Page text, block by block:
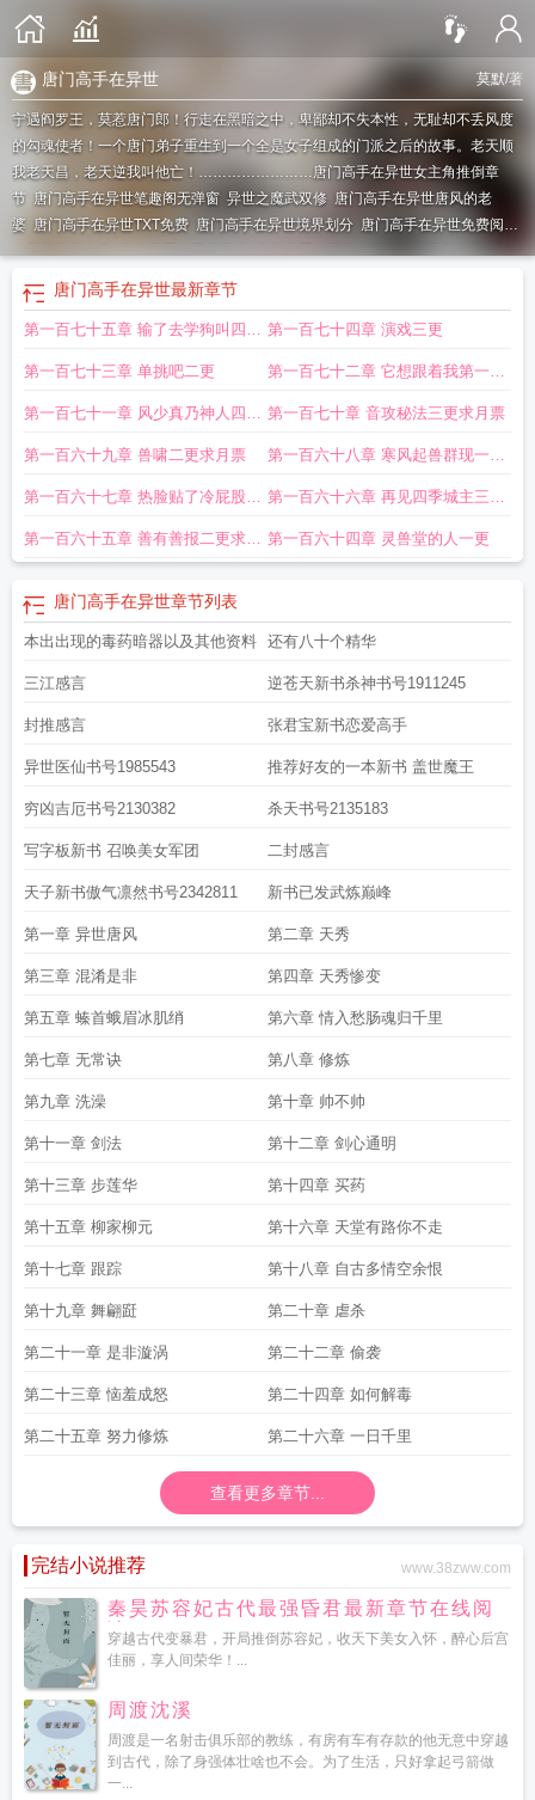
莫默/著
唐门高手在异世
宁遇阎罗王，莫惹唐门郎！行走在黑暗之中，卑鄙却不失本性，无耻却不丢风度
的勾魂使者！一个唐门弟子重生到一个全是女子组成的门派之后的故事。老天顺
我老天昌，老天逆我叫他亡！……………………唐门高手在异世女主角推倒章
节 唐门高手在异世笔趣阁无弹窗 异世之魔武双修 唐门高手在异世唐风的老
婆 唐门高手在异世TXT免费 唐门高手在异世境界划分 唐门高手在异世免费阅读
唐门高手在异世免费阅读的最新章节唐门
高手在异世多少字
唐门高手在异世免费阅读
异世几个老婆
狗百科唐门高手在异世雪女帮忙泡脚 唐门高手在异世免费听书唐门高手在异世
本唐门高手在异世推倒女主 唐门高手在异世修炼等级
唐门高手在异世改版雪
女唐门高手在异世人物简介唐门高手在异世推倒章节 唐门高手在异世钟露唐
异世TXT唐门高手在异世动漫唐门高手在异世在线阅读 唐门高手在异世作
者唐门高手在异世结局 唐门高手在异世推倒顺序 唐门高手在异世TXT百度
在异世女主角有几个唐门高手在异世听书在哪听唐门高手在异世百科唐门高手
在异世5200唐门高手在异世未删减唐门高手在异世唐风的身世唐门高手在异
世百度百科唐门高手在异世笔趣阁
全文免费阅读无弹窗唐门高手在异世人物唐门高手在异世莫流苏唐门高手在异
世有声唐门高手在异世等级划分唐门高手在异世唐风几个女人
唐门高手在异世加料版 唐门高手在异世漫画 唐门高手在异世 莫默
在异世灵怯颜的身份
唐门高手在异世唐风唐门高手在异世戴执事是谁
在异世电子书
唐门高手在异世最新章节
第一百七十五章 输了去学狗叫四更
完毕求月票
第一百七十四章 演戏三更
第一百七十三章 单挑吧二更 第一百七十二章 它想跟着我第一更
送上
第一百七十一章 风少真乃神人四更
求月票
第一百七十章 音攻秘法三更求月票
第一百六十九章 兽啸二更求月票 第一百六十八章 寒风起兽群现一更
求月票
第一百六十七章 热脸贴了冷屁股四
更求月票
第一百六十六章 再见四季城主三更
求月票
第一百六十五章 善有善报二更求月 第一百六十四章 灵兽堂的人一更
唐门高手在异世章节列表
本出出现的毒药暗器以及其他资料 还有八十个精华
三江感言 逆苍天新书杀神书号1911245
封推感言 张君宝新书恋爱高手
异世医仙书号1985543 推荐好友的一本新书 盖世魔王
穷凶吉厄书号2130382 杀天书号2135183
写字板新书 召唤美女军团 二封感言
天子新书傲气凛然书号2342811 新书已发武炼巅峰
第一章 异世唐风 第二章 天秀
第三章 混淆是非 第四章 天秀惨变
第五章 螓首蛾眉冰肌绡 第六章 情入愁肠魂归千里
第七章 无常诀 第八章 修炼
第九章 洗澡 第十章 帅不帅
第十一章 剑法 第十二章 剑心通明
第十三章 步莲华 第十四章 买药
第十五章 柳家柳元 第十六章 天堂有路你不走
第十七章 跟踪 第十八章 自古多情空余恨
第十九章 舞翩跹 第二十章 虐杀
第二十一章 是非漩涡 第二十二章 偷袭
第二十三章 恼羞成怒 第二十四章 如何解毒
第二十五章 努力修炼 第二十六章 一日千里
查看更多章节...
完结小说推荐 www.38zww.com
秦昊苏容妃古代最强昏君最新章节在线阅
读
穿越古代变暴君，开局推倒苏容妃，收天下美女入怀，醉心后宫
佳丽，享人间荣华！...
周渡沈溪
周渡是一名射击俱乐部的教练，有房有车有存款的他无意中穿越
到古代，除了身强体壮啥也不会。为了生活，只好拿起弓箭做
一...